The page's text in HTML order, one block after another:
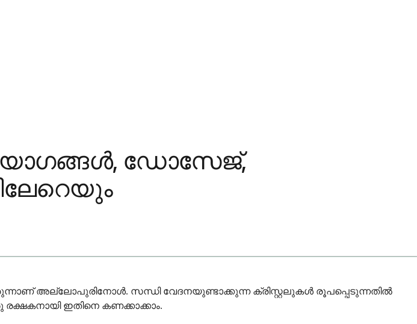
ഡോസേജ്,
അല്ലോപുരിനോൾ. സന്ധി വേദനയുണ്ടാക്കുന്ന ക്രിസ്റ്റലുകൾ രൂപപ്പെടുന്നതിൽ
ഇതിനെ കണക്കാക്കാം.